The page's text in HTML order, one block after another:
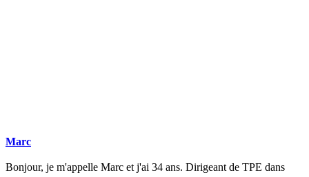
Marc
Bonjour, je m'appelle Marc et j'ai 34 ans. Dirigeant de TPE dans